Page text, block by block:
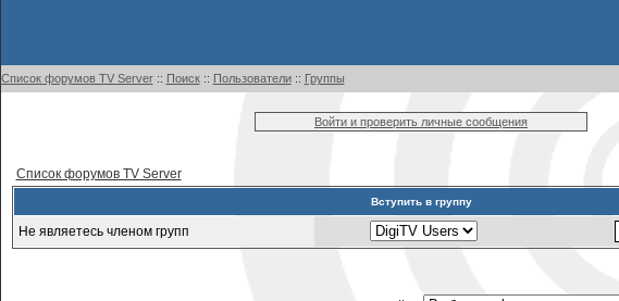
Список форумов TV Server:: Поиск:: Пользователи:: Группы
Войти и проверить личные сообщения
Список форумов TV Server
Вступить в группу
Не являетесь членом групп